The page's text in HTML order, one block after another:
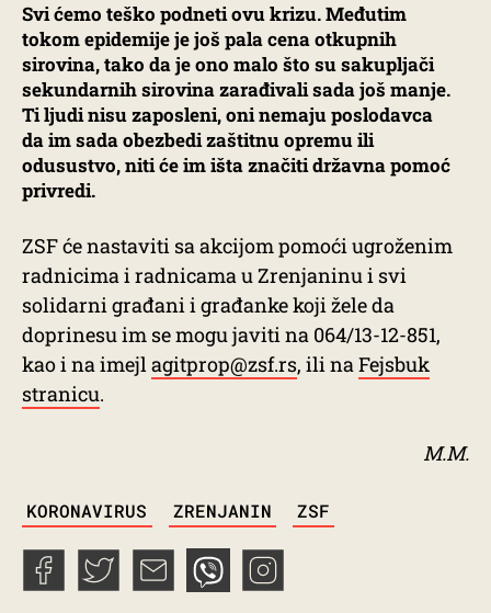
Svi ćemo teško podneti ovu krizu. Međutim
tokom epidemije je još pala cena otkupnih
sirovina, tako da je ono malo što su sakupljači
sekundarnih sirovina zarađivali sada još manje.
Ti ljudi nisu zaposleni, oni nemaju poslodavca
da im sada obezbedi zaštitnu opremu ili
odusustvo, niti će im išta značiti državna pomoć
privredi.
ZSF će nastaviti sa akcijom pomoći ugroženim
radnicima i radnicama u Zrenjaninu i svi
solidarni građani i građanke koji žele da
doprinesu im se mogu javiti na 064/13-12-851,
kao i na imejl agitprop@zsf.rs, ili na Fejsbuk
stranicu.
M.M.
KORONAVIRUS ZRENJANIN ZSF